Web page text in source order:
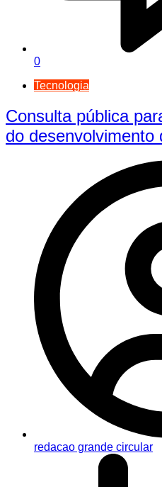
0
Tecnologia
Consulta pública
do desenvolvimento
redacao grande circular